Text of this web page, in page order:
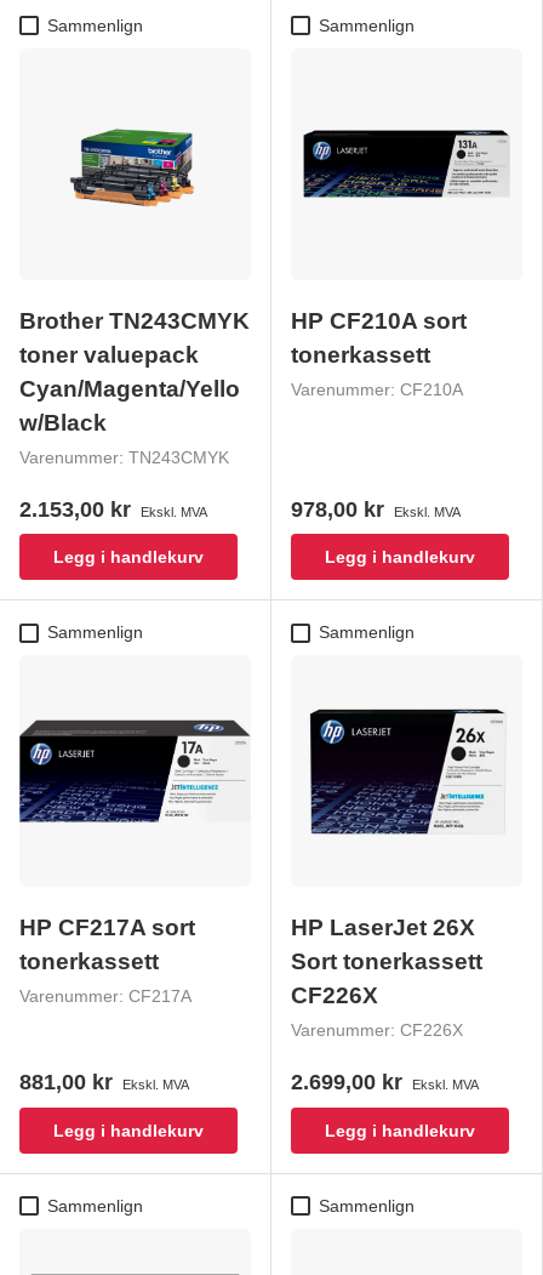
Sammenlign
Brother TN243CMYK
toner valuepack
Cyan/Magenta/Yello
w/Black
Varenummer: TN243CMYK
2.153,00 kr Ekskl. MVA
Legg i handlekurv
Sammenlign
HP CF210A sort
tonerkassett
Varenummer: CF210A
978,00 kr Ekskl. MVA
Legg i handlekurv
Sammenlign
HP CF217A sort
tonerkassett
Varenummer: CF217A
881,00 kr Ekskl. MVA
Legg i handlekurv
Sammenlign
HP LaserJet 26X
Sort tonerkassett
CF226X
Varenummer: CF226X
2.699,00 kr Ekskl. MVA
Legg i handlekurv
Sammenlign Sammenlign